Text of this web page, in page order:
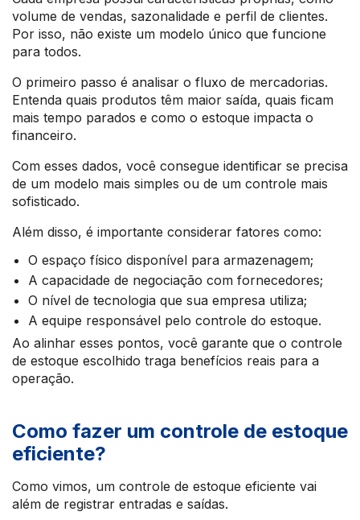
volume de vendas, sazonalidade e perfil de clientes.
Por isso, não existe um modelo único que funcione
para todos.
O primeiro passo é analisar o fluxo de mercadorias.
Entenda quais produtos têm maior saída, quais ficam
mais tempo parados e como o estoque impacta o
financeiro.
Com esses dados, você consegue identificar se precisa
de um modelo mais simples ou de um controle mais
sofisticado.
Além disso, é importante considerar fatores como:
O espaço físico disponível para armazenagem;
A capacidade de negociação com fornecedores;
O nível de tecnologia que sua empresa utiliza;
A equipe responsável pelo controle do estoque.
Ao alinhar esses pontos, você garante que o controle
de estoque escolhido traga benefícios reais para a
operação.
Como fazer um controle de estoque
eficiente?
Como vimos, um controle de estoque eficiente vai
além de registrar entradas e saídas.